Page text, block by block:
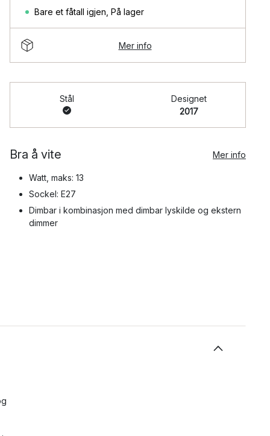
Bare et fåtall igjen På lager
Mer info
Stål
Designet
2017
Bra å vite Mer info
Watt, maks: 13
Sockel: E27
Dimbar i kombinasjon med dimbar lyskilde og ekstern
dimmer